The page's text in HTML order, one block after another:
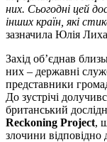
них. Сьогодні цей
інших країн, які
зазначила Юлія
Захід об’єднав
них – державні
представники
До зустрічі
британський
Reckoning Project,
злочини відповідно